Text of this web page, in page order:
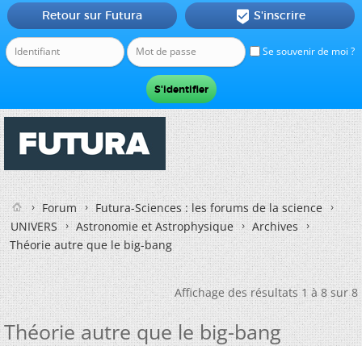
Se souvenir de moi ?
Retour sur Futura  S'inscrire
Forum
Futura-Sciences : les forums de la science
UNIVERS
Astronomie et Astrophysique
Archives
Théorie autre que le big-bang
Affichage des résultats 1 à 8 sur 8
Théorie autre que le big-bang